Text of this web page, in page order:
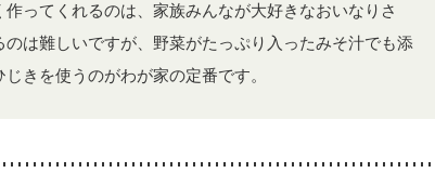
ってくれるのは、家族みんなが大好きなおいなりさ
は難しいですが、野菜がたっぷり入ったみそ汁でも添
きを使うのがわが家の定番です。